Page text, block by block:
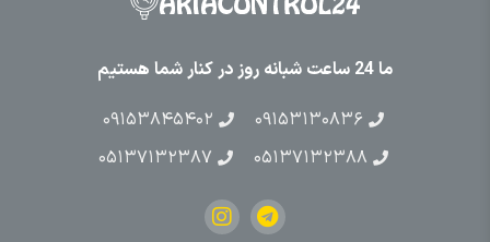
ما 24 ساعت شبانه روز در کنار شما هستیم
۰۹۱۵۳۱۳۰۸۳۶
۰۹۱۵۳۸۴۵۴۰۲
۰۵۱۳۷۱۳۲۳۸۸
۰۵۱۳۷۱۳۲۳۸۷